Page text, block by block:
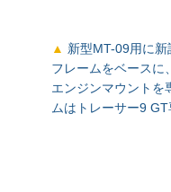
新型MT-09用に
フレームをベースに
エンジンマウントを
ムはトレーサー9 GT